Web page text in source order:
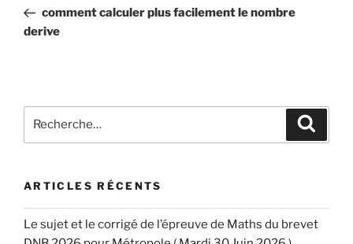
l’article
précédent
comment calculer plus facilement le nombre
derive
pour
ARTICLES RÉCENTS
Le sujet et le corrigé de l’épreuve de Maths du brevet